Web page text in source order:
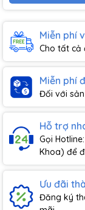
Miễn phí
Cho tất cả
Miễn phí
Đối với
Hỗ trợ
Gọi
Khoa) để
Ưu đãi
Đăng ký